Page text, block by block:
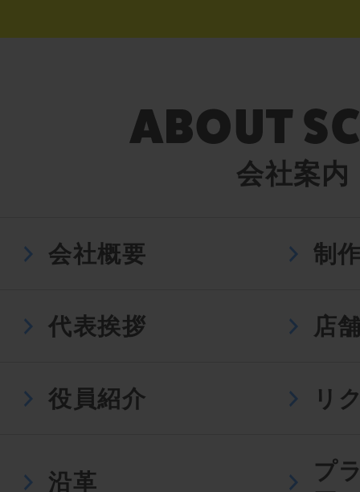
会社案内
会社概要 制
代表挨拶 店
役員紹介 リ
沿革
プ